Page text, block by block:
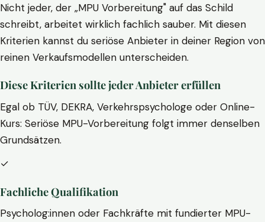
Nicht jeder, der „MPU Vorbereitung" auf das Schild
schreibt, arbeitet wirklich fachlich sauber. Mit diesen
Kriterien kannst du seriöse Anbieter in deiner Region von
reinen Verkaufsmodellen unterscheiden.
Diese Kriterien sollte jeder Anbieter erfüllen
Egal ob TÜV, DEKRA, Verkehrspsychologe oder Online-
Kurs: Seriöse MPU-Vorbereitung folgt immer denselben
Grundsätzen.
✓
Fachliche Qualifikation
Psycholog:innen oder Fachkräfte mit fundierter MPU-